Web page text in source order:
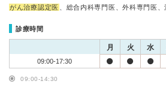
がん治療認定医 、総合内科専門医、外科専門医
診療時間
月 火 水
09:00-17:30
09:00-14:30